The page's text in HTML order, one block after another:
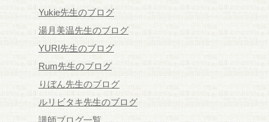
Yukie先生のブログ
湯月美温先生のブログ
YURI先生のブログ
Rum先生のブログ
りぼん先生のブログ
ルリビタキ先生のブログ
講師ブログ一覧